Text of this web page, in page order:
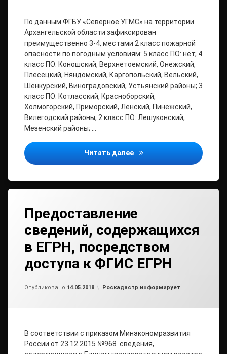
По данным ФГБУ «Северное УГМС» на территории
Архангельской области зафиксирован
преимущественно 3-4, местами 2 класс пожарной
опасности по погодным условиям: 5 класс ПО: нет; 4
класс ПО: Коношский, Верхнетоемский, Онежский,
Плесецкий, Няндомский, Каргопольский, Вельский,
Шенкурский, Виноградовский, Устьянский районы; 3
класс ПО: Котласский, Красноборский,
Холмогорский, Приморский, Ленский, Пинежский,
Вилегодский районы; 2 класс ПО: Лешуконский,
Мезенский районы; …
Читать далее Классы пожарной
Предоставление
сведений, содержащихся
в ЕГРН, посредством
доступа к ФГИС ЕГРН
Опубликовано 14.05.2018 Рубрики:
Роскадастр информирует
В соответствии с приказом Минэкономразвития
России от 23.12.2015 №968 сведения,